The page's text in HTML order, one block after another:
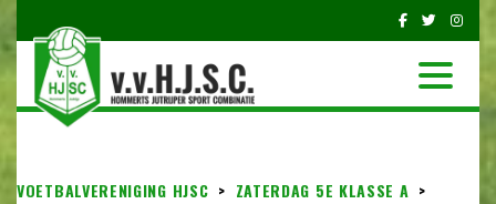
VOETBALVERENIGING HJSC > ZATERDAG 5E KLASSE A >